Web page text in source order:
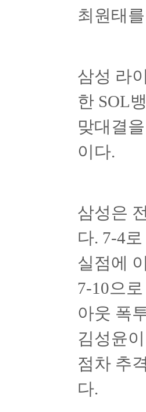
최원태
삼성 라
한 SOL
맞대결
이다.
삼성은
다. 7-4
실점에
7-10으
아웃 폭
김성윤
점차 추
다.